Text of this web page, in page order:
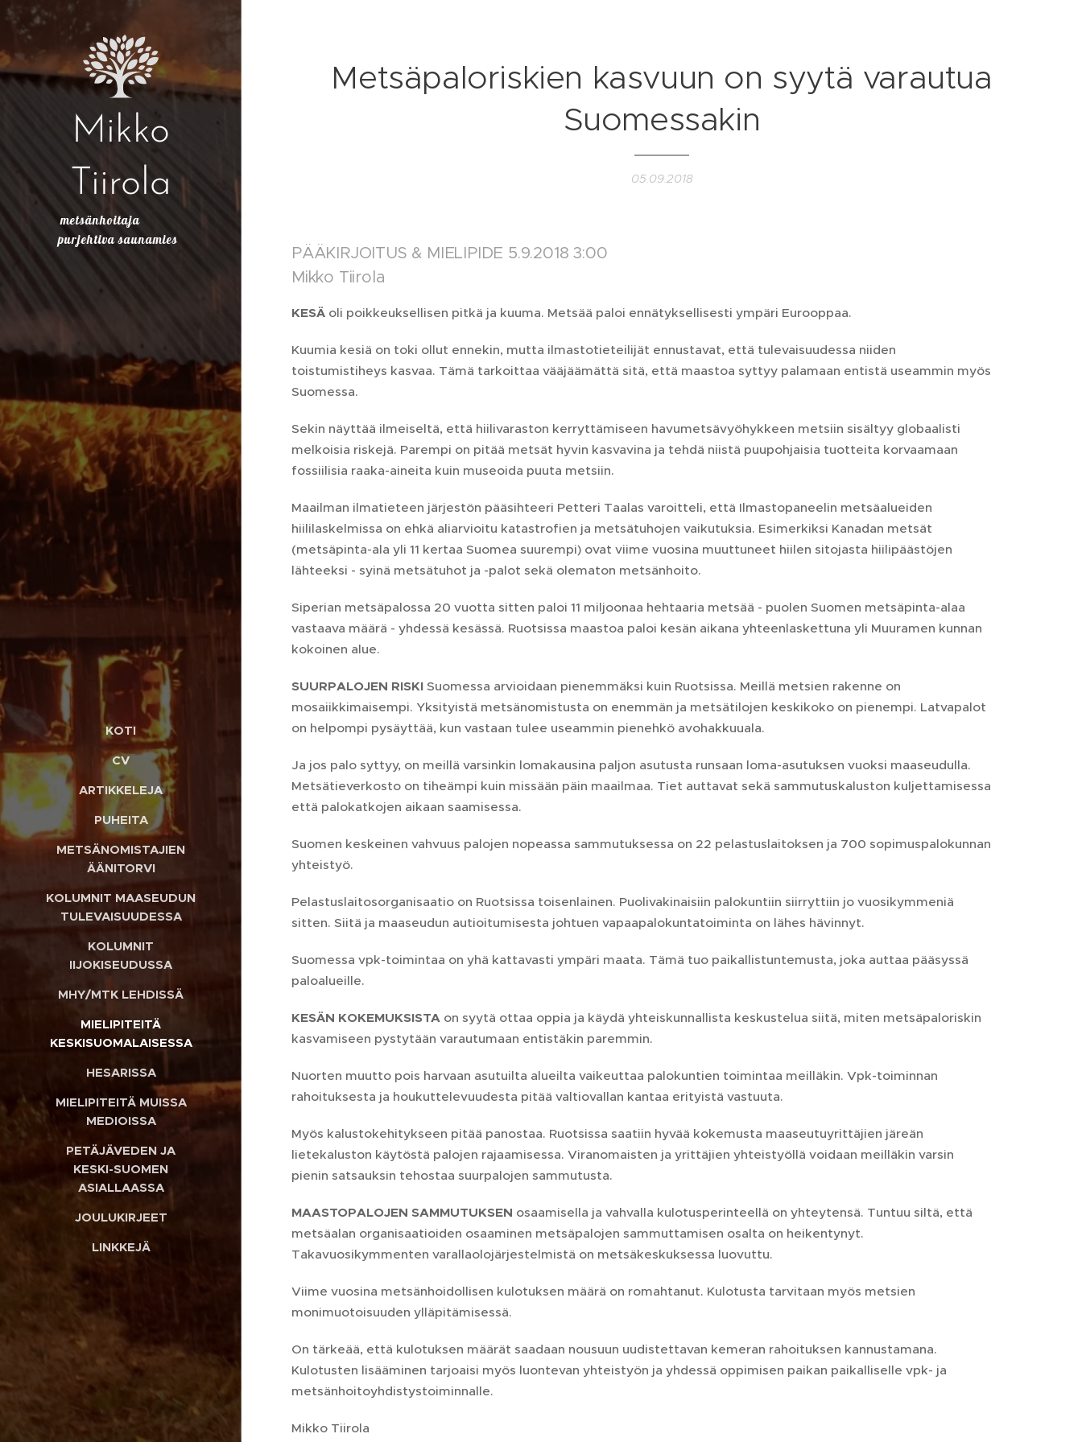
Mikko
Tiirola
metsänhoitaja
purjehtiva saunamies
KOTI
CV
ARTIKKELEJA
PUHEITA
METSÄNOMISTAJIEN
ÄÄNITORVI
KOLUMNIT MAASEUDUN
TULEVAISUUDESSA
KOLUMNIT
IIJOKISEUDUSSA
MHY/MTK LEHDISSÄ
MIELIPITEITÄ
KESKISUOMALAISESSA
HESARISSA
MIELIPITEITÄ MUISSA
MEDIOISSA
PETÄJÄVEDEN JA
KESKI-SUOMEN
ASIALLAASSA
JOULUKIRJEET
LINKKEJÄ
Metsäpaloriskien kasvuun on syytä varautua
Suomessakin
05.09.2018
PÄÄKIRJOITUS & MIELIPIDE 5.9.2018 3:00
Mikko Tiirola
KESÄ oli poikkeuksellisen pitkä ja kuuma. Metsää paloi ennätyksellisesti ympäri Eurooppaa.
Kuumia kesiä on toki ollut ennekin, mutta ilmastotieteilijät ennustavat, että tulevaisuudessa niiden
toistumistiheys kasvaa. Tämä tarkoittaa vääjäämättä sitä, että maastoa syttyy palamaan entistä useammin myös
Suomessa.
Sekin näyttää ilmeiseltä, että hiilivaraston kerryttämiseen havumetsävyöhykkeen metsiin sisältyy globaalisti
melkoisia riskejä. Parempi on pitää metsät hyvin kasvavina ja tehdä niistä puupohjaisia tuotteita korvaamaan
fossiilisia raaka-aineita kuin museoida puuta metsiin.
Maailman ilmatieteen järjestön pääsihteeri Petteri Taalas varoitteli, että Ilmastopaneelin metsäalueiden
hiililaskelmissa on ehkä aliarvioitu katastrofien ja metsätuhojen vaikutuksia. Esimerkiksi Kanadan metsät
(metsäpinta-ala yli 11 kertaa Suomea suurempi) ovat viime vuosina muuttuneet hiilen sitojasta hiilipäästöjen
lähteeksi - syinä metsätuhot ja -palot sekä olematon metsänhoito.
Siperian metsäpalossa 20 vuotta sitten paloi 11 miljoonaa hehtaaria metsää - puolen Suomen metsäpinta-alaa
vastaava määrä - yhdessä kesässä. Ruotsissa maastoa paloi kesän aikana yhteenlaskettuna yli Muuramen kunnan
kokoinen alue.
SUURPALOJEN RISKI Suomessa arvioidaan pienemmäksi kuin Ruotsissa. Meillä metsien rakenne on
mosaiikkimaisempi. Yksityistä metsänomistusta on enemmän ja metsätilojen keskikoko on pienempi. Latvapalot
on helpompi pysäyttää, kun vastaan tulee useammin pienehkö avohakkuuala.
Ja jos palo syttyy, on meillä varsinkin lomakausina paljon asutusta runsaan loma-asutuksen vuoksi maaseudulla.
Metsätieverkosto on tiheämpi kuin missään päin maailmaa. Tiet auttavat sekä sammutuskaluston kuljettamisessa
että palokatkojen aikaan saamisessa.
Suomen keskeinen vahvuus palojen nopeassa sammutuksessa on 22 pelastuslaitoksen ja 700 sopimuspalokunnan
yhteistyö.
Pelastuslaitosorganisaatio on Ruotsissa toisenlainen. Puolivakinaisiin palokuntiin siirryttiin jo vuosikymmeniä
sitten. Siitä ja maaseudun autioitumisesta johtuen vapaapalokuntatoiminta on lähes hävinnyt.
Suomessa vpk-toimintaa on yhä kattavasti ympäri maata. Tämä tuo paikallistuntemusta, joka auttaa pääsyssä
paloalueille.
KESÄN KOKEMUKSISTA on syytä ottaa oppia ja käydä yhteiskunnallista keskustelua siitä, miten metsäpaloriskin
kasvamiseen pystytään varautumaan entistäkin paremmin.
Nuorten muutto pois harvaan asutuilta alueilta vaikeuttaa palokuntien toimintaa meilläkin. Vpk-toiminnan
rahoituksesta ja houkuttelevuudesta pitää valtiovallan kantaa erityistä vastuuta.
Myös kalustokehitykseen pitää panostaa. Ruotsissa saatiin hyvää kokemusta maaseutuyrittäjien järeän
lietekaluston käytöstä palojen rajaamisessa. Viranomaisten ja yrittäjien yhteistyöllä voidaan meilläkin varsin
pienin satsauksin tehostaa suurpalojen sammutusta.
MAASTOPALOJEN SAMMUTUKSEN osaamisella ja vahvalla kulotusperinteellä on yhteytensä. Tuntuu siltä, että
metsäalan organisaatioiden osaaminen metsäpalojen sammuttamisen osalta on heikentynyt.
Takavuosikymmenten varallaolojärjestelmistä on metsäkeskuksessa luovuttu.
Viime vuosina metsänhoidollisen kulotuksen määrä on romahtanut. Kulotusta tarvitaan myös metsien
monimuotoisuuden ylläpitämisessä.
On tärkeää, että kulotuksen määrät saadaan nousuun uudistettavan kemeran rahoituksen kannustamana.
Kulotusten lisääminen tarjoaisi myös luontevan yhteistyön ja yhdessä oppimisen paikan paikalliselle vpk- ja
metsänhoitoyhdistystoiminnalle.
Mikko Tiirola